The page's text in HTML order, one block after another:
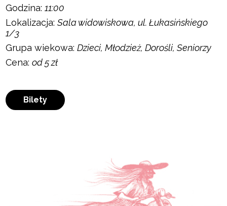
Godzina:11:00
Lokalizacja:Sala widowiskowa, ul. Łukasińskiego
1/3
Grupa wiekowa:Dzieci, Młodzież, Dorośli, Seniorzy
Cena:od 5 zł
Bilety